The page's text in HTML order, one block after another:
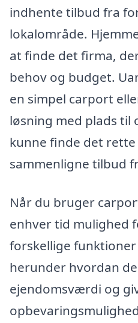
indhente tilbud fra
lokalområde.
at finde det firma,
behov og budget.
en simpel carport
løsning med plads til
kunne finde det rette
sammenligne tilbud
Når du bruger
enhver tid mulighed
forskellige
herunder hvordan
ejendomsværdi og